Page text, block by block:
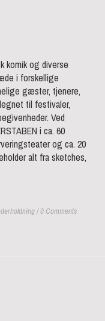
komik og diverse
i forskellige
gæster, tjenere,
til festivaler,
Ved
i ca. 60
og ca. 20
alt fra sketches,
/ 0 Comments